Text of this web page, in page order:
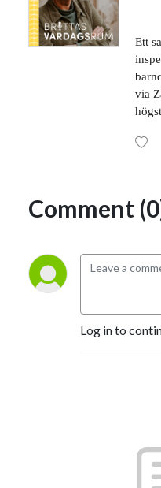
Ett
via
Comment
Log in to